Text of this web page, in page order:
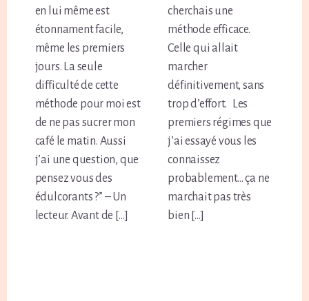
en lui même est
étonnament facile,
même les premiers
jours. La seule
difficulté de cette
méthode pour moi est
de ne pas sucrer mon
café le matin. Aussi
j’ai une question, que
pensez vous des
édulcorants ?” – Un
lecteur. Avant de […]
cherchais une
méthode efficace.
Celle qui allait
marcher
définitivement, sans
trop d’effort. Les
premiers régimes que
j’ai essayé vous les
connaissez
probablement… ça ne
marchait pas très
bien […]